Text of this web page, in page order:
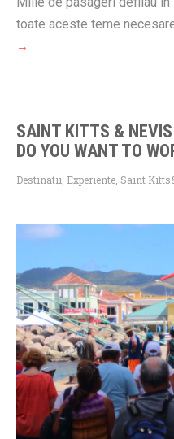
toate aceste teme
→
SAINT KITTS & NEVIS
DO YOU WANT TO
Destinatii Experiente Saint